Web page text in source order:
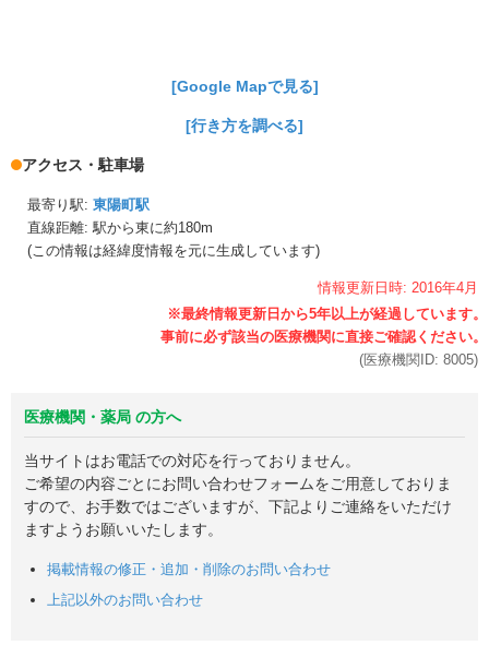
[Google Mapで見る]
[行き方を調べる]
アクセス・駐車場
最寄り駅: 東陽町駅
直線距離: 駅から東に約180m
(この情報は経緯度情報を元に生成しています)
情報更新日時: 2016年4月
(医療機関ID: 8005)
医療機関・薬局 の方へ
当サイトはお電話での対応を行っておりません。
ご希望の内容ごとにお問い合わせフォームをご用意しておりま
すので、お手数ではございますが、下記よりご連絡をいただけ
ますようお願いいたします。
掲載情報の修正・追加・削除のお問い合わせ
上記以外のお問い合わせ